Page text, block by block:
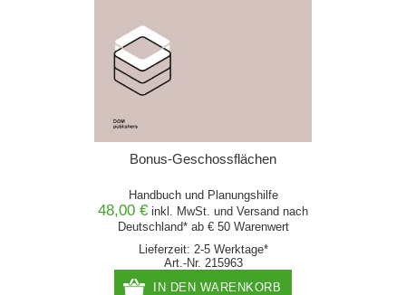
Bonus-Geschossflächen
Handbuch und Planungshilfe
48,00 € inkl. MwSt. und Versand nach
Deutschland* ab € 50 Warenwert
Lieferzeit: 2-5 Werktage*
Art.-Nr. 215963
IN DEN WARENKORB